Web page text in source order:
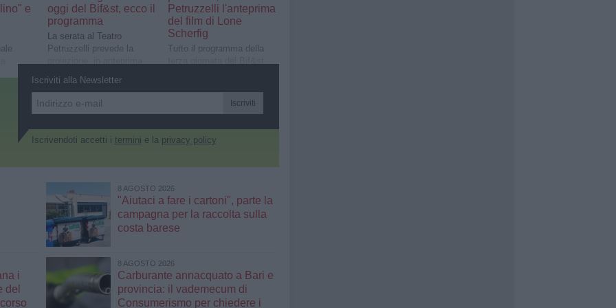
e
oggi del Bif&st, ecco il
programma
La serata al Teatro
Petruzzelli prevede la
Another End
Petruzzelli l'anteprima
del film di Lone
Scherfig
Tutto il programma della
Iscriviti alla Newsletter
Iscriviti
Iscrivendoti accetti i termini e la privacy policy
8 AGOSTO 2026
"Aiutaci a fare i cartoni", parte la
campagna per la raccolta sulla
costa barese
i
del
8 AGOSTO 2026
Carburante annacquato a Bari e
provincia: il vademecum di
Consumerismo per chiedere i